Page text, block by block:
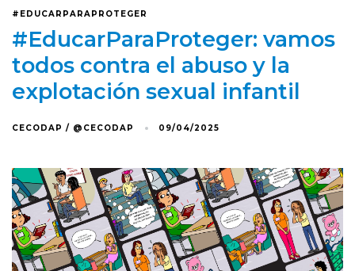
#EDUCARPARAPROTEGER
#EducarParaProteger: vamos
todos contra el abuso y la
explotación sexual infantil
CECODAP / @CECODAP 09/04/2025